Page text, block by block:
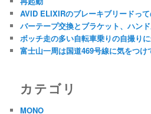
AVID ELIXIRのブレーキブリードって
バーテープ交換とブラケット、ハン
ボッチ走の多い自転車乗りの自撮り
富士山一周は国道469号線に気をつけ
カテゴリ
MONO